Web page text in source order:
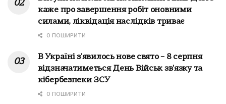
каже про завершення робіт оновними
силами, ліквідація наслідків триває
0 ПОШИРИТИ
В Україні з'явилось нове свято – 8 серпня
відзначатиметься День Військ зв'язку та
кібербезпеки ЗСУ
0 ПОШИРИТИ